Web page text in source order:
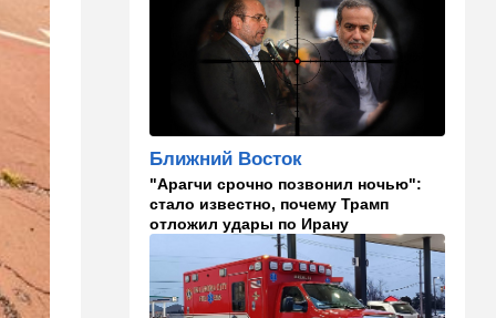
Несколько минут между
воем сирены и ударом
В мире
Полное затмение — не для
Израиля: куда ехать за
12:40 В мире
Этна разбушевалась:
Сицилия закрыла один из
аэропортов. ВИДЕО
12:30 В мире
Ближний Восток
"Арагчи срочно позвонил ночью":
стало известно, почему Трамп
отложил удары по Ирану